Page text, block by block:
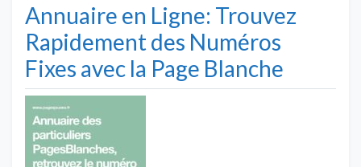
Annuaire en Ligne: Trouvez
Rapidement des Numéros
Fixes avec la Page Blanche